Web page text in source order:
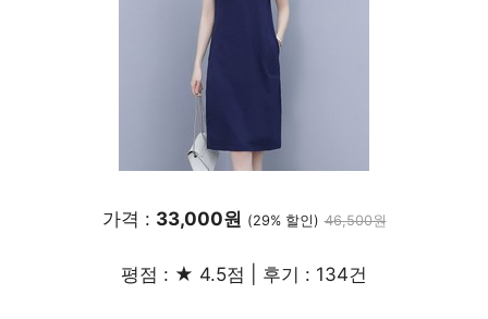
가격 : 33,000원 (29% 할인) 46,500원
평점 : ★ 4.5점 | 후기 : 134건